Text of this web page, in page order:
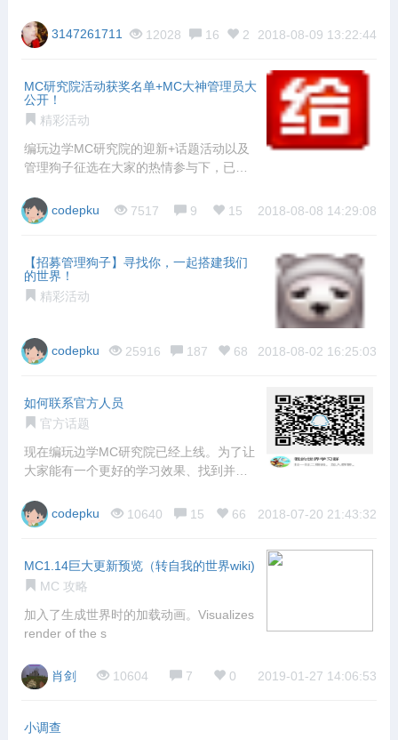
3147261711 12028 16 2 2018-08-09 13:22:44
MC研究院活动获奖名单+MC大神管理员大
公开！
精彩活动
编玩边学MC研究院的迎新+话题活动以及
管理狗子征选在大家的热情参与下，已经
codepku
7517 9 15 2018-08-08 14:29:08
【招募管理狗子】寻找你，一起搭建我们
的世界！
精彩活动
codepku 25916 187 68 2018-08-02 16:25:03
如何联系官方人员
官方话题
现在编玩边学MC研究院已经上线。为了让
大家能有一个更好的学习效果、找到并加
codepku
10640 15 66 2018-07-20 21:43:32
MC1.14巨大更新预览（转自我的世界wiki)
MC 攻略
加入了生成世界时的加载动画。Visualizes
render of the s
肖剑 10604 7 0 2019-01-27 14:06:53
小调查